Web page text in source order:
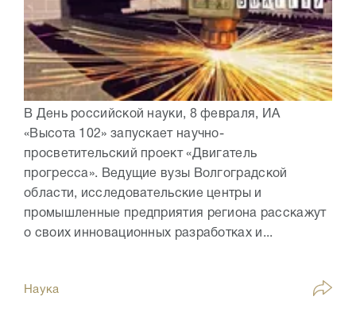
В День российской науки, 8 февраля, ИА
«Высота 102» запускает научно-
просветительский проект «Двигатель
прогресса». Ведущие вузы Волгоградской
области, исследовательские центры и
промышленные предприятия региона расскажут
о своих инновационных разработках и...
Наука